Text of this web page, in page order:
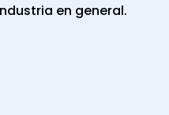
en general.